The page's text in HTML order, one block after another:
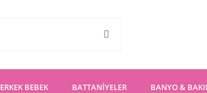
ERKEK BEBEK BATTANİYELER BANYO &